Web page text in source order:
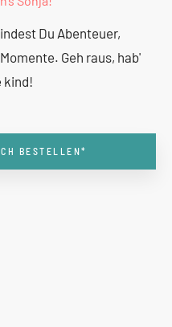
Du Abenteuer,
Geh raus, hab'
kind!
BESTELLEN*